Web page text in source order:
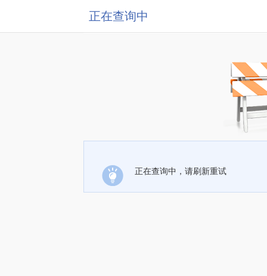
正在查询中
正在查询中，请刷新重试